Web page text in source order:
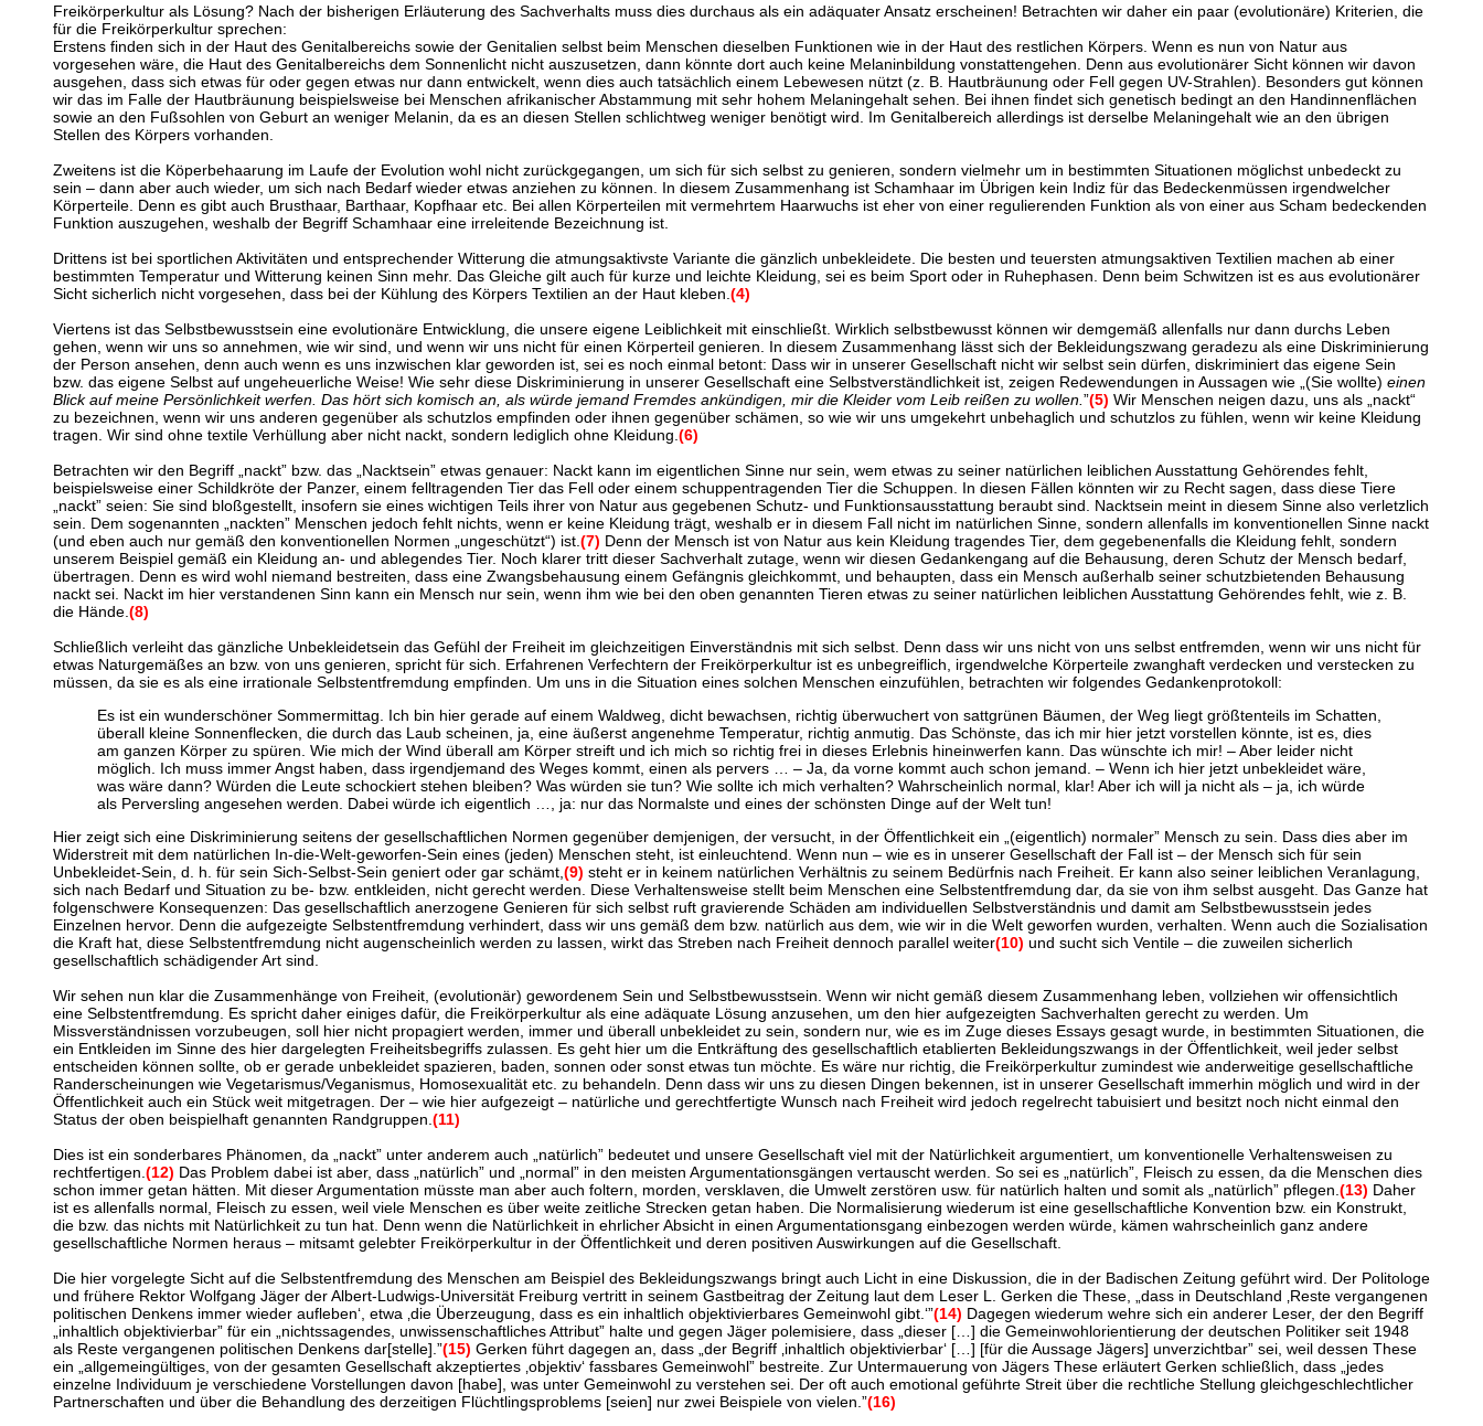
Freikörperkultur als Lösung? Nach der bisherigen Erläuterung des Sachverhalts muss dies durchaus als ein adäquater Ansatz erscheinen! Betrachten wir daher ein paar (evolutionäre) Kriterien, die
für die Freikörperkultur sprechen:
Erstens finden sich in der Haut des Genitalbereichs sowie der Genitalien selbst beim Menschen dieselben Funktionen wie in der Haut des restlichen Körpers. Wenn es nun von Natur aus
vorgesehen wäre, die Haut des Genitalbereichs dem Sonnenlicht nicht auszusetzen, dann könnte dort auch keine Melaninbildung vonstattengehen. Denn aus evolutionärer Sicht können wir davon
ausgehen, dass sich etwas für oder gegen etwas nur dann entwickelt, wenn dies auch tatsächlich einem Lebewesen nützt (z. B. Hautbräunung oder Fell gegen UV-Strahlen). Besonders gut können
wir das im Falle der Hautbräunung beispielsweise bei Menschen afrikanischer Abstammung mit sehr hohem Melaningehalt sehen. Bei ihnen findet sich genetisch bedingt an den Handinnenflächen
sowie an den Fußsohlen von Geburt an weniger Melanin, da es an diesen Stellen schlichtweg weniger benötigt wird. Im Genitalbereich allerdings ist derselbe Melaningehalt wie an den übrigen
Stellen des Körpers vorhanden.
Zweitens ist die Köperbehaarung im Laufe der Evolution wohl nicht zurückgegangen, um sich für sich selbst zu genieren, sondern vielmehr um in bestimmten Situationen möglichst unbedeckt zu
sein – dann aber auch wieder, um sich nach Bedarf wieder etwas anziehen zu können. In diesem Zusammenhang ist Schamhaar im Übrigen kein Indiz für das Bedeckenmüssen irgendwelcher
Körperteile. Denn es gibt auch Brusthaar, Barthaar, Kopfhaar etc. Bei allen Körperteilen mit vermehrtem Haarwuchs ist eher von einer regulierenden Funktion als von einer aus Scham bedeckenden
Funktion auszugehen, weshalb der Begriff Schamhaar eine irreleitende Bezeichnung ist.
Drittens ist bei sportlichen Aktivitäten und entsprechender Witterung die atmungsaktivste Variante die gänzlich unbekleidete. Die besten und teuersten atmungsaktiven Textilien machen ab einer
bestimmten Temperatur und Witterung keinen Sinn mehr. Das Gleiche gilt auch für kurze und leichte Kleidung, sei es beim Sport oder in Ruhephasen. Denn beim Schwitzen ist es aus evolutionärer
Sicht sicherlich nicht vorgesehen, dass bei der Kühlung des Körpers Textilien an der Haut kleben. (4)
Viertens ist das Selbstbewusstsein eine evolutionäre Entwicklung, die unsere eigene Leiblichkeit mit einschließt. Wirklich selbstbewusst können wir demgemäß allenfalls nur dann durchs Leben
gehen, wenn wir uns so annehmen, wie wir sind, und wenn wir uns nicht für einen Körperteil genieren. In diesem Zusammenhang lässt sich der Bekleidungszwang geradezu als eine Diskriminierung
der Person ansehen, denn auch wenn es uns inzwischen klar geworden ist, sei es noch einmal betont: Dass wir in unserer Gesellschaft nicht wir selbst sein dürfen, diskriminiert das eigene Sein
bzw. das eigene Selbst auf ungeheuerliche Weise! Wie sehr diese Diskriminierung in unserer Gesellschaft eine Selbstverständlichkeit ist, zeigen Redewendungen in Aussagen wie „(Sie wollte) einen
Blick auf meine Persönlichkeit werfen. Das hört sich komisch an, als würde jemand Fremdes ankündigen, mir die Kleider vom Leib reißen zu wollen. ”(5) Wir Menschen neigen dazu, uns als „nackt“
zu bezeichnen, wenn wir uns anderen gegenüber als schutzlos empfinden oder ihnen gegenüber schämen, so wie wir uns umgekehrt unbehaglich und schutzlos zu fühlen, wenn wir keine Kleidung
tragen. Wir sind ohne textile Verhüllung aber nicht nackt, sondern lediglich ohne Kleidung. (6)
Betrachten wir den Begriff „nackt” bzw. das „Nacktsein” etwas genauer: Nackt kann im eigentlichen Sinne nur sein, wem etwas zu seiner natürlichen leiblichen Ausstattung Gehörendes fehlt,
beispielsweise einer Schildkröte der Panzer, einem felltragenden Tier das Fell oder einem schuppentragenden Tier die Schuppen. In diesen Fällen könnten wir zu Recht sagen, dass diese Tiere
„nackt” seien: Sie sind bloßgestellt, insofern sie eines wichtigen Teils ihrer von Natur aus gegebenen Schutz- und Funktionsausstattung beraubt sind. Nacktsein meint in diesem Sinne also verletzlich
sein. Dem sogenannten „nackten” Menschen jedoch fehlt nichts, wenn er keine Kleidung trägt, weshalb er in diesem Fall nicht im natürlichen Sinne, sondern allenfalls im konventionellen Sinne nackt
(und eben auch nur gemäß den konventionellen Normen „ungeschützt“) ist. (7) Denn der Mensch ist von Natur aus kein Kleidung tragendes Tier, dem gegebenenfalls die Kleidung fehlt, sondern
unserem Beispiel gemäß ein Kleidung an- und ablegendes Tier. Noch klarer tritt dieser Sachverhalt zutage, wenn wir diesen Gedankengang auf die Behausung, deren Schutz der Mensch bedarf,
übertragen. Denn es wird wohl niemand bestreiten, dass eine Zwangsbehausung einem Gefängnis gleichkommt, und behaupten, dass ein Mensch außerhalb seiner schutzbietenden Behausung
nackt sei. Nackt im hier verstandenen Sinn kann ein Mensch nur sein, wenn ihm wie bei den oben genannten Tieren etwas zu seiner natürlichen leiblichen Ausstattung Gehörendes fehlt, wie z. B.
die Hände. (8)
Schließlich verleiht das gänzliche Unbekleidetsein das Gefühl der Freiheit im gleichzeitigen Einverständnis mit sich selbst. Denn dass wir uns nicht von uns selbst entfremden, wenn wir uns nicht für
etwas Naturgemäßes an bzw. von uns genieren, spricht für sich. Erfahrenen Verfechtern der Freikörperkultur ist es unbegreiflich, irgendwelche Körperteile zwanghaft verdecken und verstecken zu
müssen, da sie es als eine irrationale Selbstentfremdung empfinden. Um uns in die Situation eines solchen Menschen einzufühlen, betrachten wir folgendes Gedankenprotokoll:
Es ist ein wunderschöner Sommermittag. Ich bin hier gerade auf einem Waldweg, dicht bewachsen, richtig überwuchert von sattgrünen Bäumen, der Weg liegt größtenteils im Schatten,
überall kleine Sonnenflecken, die durch das Laub scheinen, ja, eine äußerst angenehme Temperatur, richtig anmutig. Das Schönste, das ich mir hier jetzt vorstellen könnte, ist es, dies
am ganzen Körper zu spüren. Wie mich der Wind überall am Körper streift und ich mich so richtig frei in dieses Erlebnis hineinwerfen kann. Das wünschte ich mir! – Aber leider nicht
möglich. Ich muss immer Angst haben, dass irgendjemand des Weges kommt, einen als pervers … – Ja, da vorne kommt auch schon jemand. – Wenn ich hier jetzt unbekleidet wäre,
was wäre dann? Würden die Leute schockiert stehen bleiben? Was würden sie tun? Wie sollte ich mich verhalten? Wahrscheinlich normal, klar! Aber ich will ja nicht als – ja, ich würde
als Perversling angesehen werden. Dabei würde ich eigentlich …, ja: nur das Normalste und eines der schönsten Dinge auf der Welt tun!
Hier zeigt sich eine Diskriminierung seitens der gesellschaftlichen Normen gegenüber demjenigen, der versucht, in der Öffentlichkeit ein „(eigentlich) normaler” Mensch zu sein. Dass dies aber im
Widerstreit mit dem natürlichen In-die-Welt-geworfen-Sein eines (jeden) Menschen steht, ist einleuchtend. Wenn nun – wie es in unserer Gesellschaft der Fall ist – der Mensch sich für sein
Unbekleidet-Sein, d. h. für sein Sich-Selbst-Sein geniert oder gar schämt, (9) steht er in keinem natürlichen Verhältnis zu seinem Bedürfnis nach Freiheit. Er kann also seiner leiblichen Veranlagung,
sich nach Bedarf und Situation zu be- bzw. entkleiden, nicht gerecht werden. Diese Verhaltensweise stellt beim Menschen eine Selbstentfremdung dar, da sie von ihm selbst ausgeht. Das Ganze hat
folgenschwere Konsequenzen: Das gesellschaftlich anerzogene Genieren für sich selbst ruft gravierende Schäden am individuellen Selbstverständnis und damit am Selbstbewusstsein jedes
Einzelnen hervor. Denn die aufgezeigte Selbstentfremdung verhindert, dass wir uns gemäß dem bzw. natürlich aus dem, wie wir in die Welt geworfen wurden, verhalten. Wenn auch die Sozialisation
die Kraft hat, diese Selbstentfremdung nicht augenscheinlich werden zu lassen, wirkt das Streben nach Freiheit dennoch parallel weiter(10) und sucht sich Ventile – die zuweilen sicherlich
gesellschaftlich schädigender Art sind.
Wir sehen nun klar die Zusammenhänge von Freiheit, (evolutionär) gewordenem Sein und Selbstbewusstsein. Wenn wir nicht gemäß diesem Zusammenhang leben, vollziehen wir offensichtlich
eine Selbstentfremdung. Es spricht daher einiges dafür, die Freikörperkultur als eine adäquate Lösung anzusehen, um den hier aufgezeigten Sachverhalten gerecht zu werden. Um
Missverständnissen vorzubeugen, soll hier nicht propagiert werden, immer und überall unbekleidet zu sein, sondern nur, wie es im Zuge dieses Essays gesagt wurde, in bestimmten Situationen, die
ein Entkleiden im Sinne des hier dargelegten Freiheitsbegriffs zulassen. Es geht hier um die Entkräftung des gesellschaftlich etablierten Bekleidungszwangs in der Öffentlichkeit, weil jeder selbst
entscheiden können sollte, ob er gerade unbekleidet spazieren, baden, sonnen oder sonst etwas tun möchte. Es wäre nur richtig, die Freikörperkultur zumindest wie anderweitige gesellschaftliche
Randerscheinungen wie Vegetarismus/Veganismus, Homosexualität etc. zu behandeln. Denn dass wir uns zu diesen Dingen bekennen, ist in unserer Gesellschaft immerhin möglich und wird in der
Öffentlichkeit auch ein Stück weit mitgetragen. Der – wie hier aufgezeigt – natürliche und gerechtfertigte Wunsch nach Freiheit wird jedoch regelrecht tabuisiert und besitzt noch nicht einmal den
Status der oben beispielhaft genannten Randgruppen. (11)
Dies ist ein sonderbares Phänomen, da „nackt” unter anderem auch „natürlich” bedeutet und unsere Gesellschaft viel mit der Natürlichkeit argumentiert, um konventionelle Verhaltensweisen zu
rechtfertigen. (12) Das Problem dabei ist aber, dass „natürlich” und „normal” in den meisten Argumentationsgängen vertauscht werden. So sei es „natürlich”, Fleisch zu essen, da die Menschen dies
schon immer getan hätten. Mit dieser Argumentation müsste man aber auch foltern, morden, versklaven, die Umwelt zerstören usw. für natürlich halten und somit als „natürlich” pflegen. (13) Daher
ist es allenfalls normal, Fleisch zu essen, weil viele Menschen es über weite zeitliche Strecken getan haben. Die Normalisierung wiederum ist eine gesellschaftliche Konvention bzw. ein Konstrukt,
die bzw. das nichts mit Natürlichkeit zu tun hat. Denn wenn die Natürlichkeit in ehrlicher Absicht in einen Argumentationsgang einbezogen werden würde, kämen wahrscheinlich ganz andere
gesellschaftliche Normen heraus – mitsamt gelebter Freikörperkultur in der Öffentlichkeit und deren positiven Auswirkungen auf die Gesellschaft.
Die hier vorgelegte Sicht auf die Selbstentfremdung des Menschen am Beispiel des Bekleidungszwangs bringt auch Licht in eine Diskussion, die in der Badischen Zeitung geführt wird. Der Politologe
und frühere Rektor Wolfgang Jäger der Albert-Ludwigs-Universität Freiburg vertritt in seinem Gastbeitrag der Zeitung laut dem Leser L. Gerken die These, „dass in Deutschland ‚Reste vergangenen
politischen Denkens immer wieder aufleben‘, etwa ‚die Überzeugung, dass es ein inhaltlich objektivierbares Gemeinwohl gibt.‘”(14) Dagegen wiederum wehre sich ein anderer Leser, der den Begriff
„inhaltlich objektivierbar” für ein „nichtssagendes, unwissenschaftliches Attribut” halte und gegen Jäger polemisiere, dass „dieser […] die Gemeinwohlorientierung der deutschen Politiker seit 1948
als Reste vergangenen politischen Denkens dar[stelle].”(15) Gerken führt dagegen an, dass „der Begriff ‚inhaltlich objektivierbar‘ […] [für die Aussage Jägers] unverzichtbar” sei, weil dessen These
ein „allgemeingültiges, von der gesamten Gesellschaft akzeptiertes ‚objektiv‘ fassbares Gemeinwohl” bestreite. Zur Untermauerung von Jägers These erläutert Gerken schließlich, dass „jedes
einzelne Individuum je verschiedene Vorstellungen davon [habe], was unter Gemeinwohl zu verstehen sei. Der oft auch emotional geführte Streit über die rechtliche Stellung gleichgeschlechtlicher
Partnerschaften und über die Behandlung des derzeitigen Flüchtlingsproblems [seien] nur zwei Beispiele von vielen.”(16)